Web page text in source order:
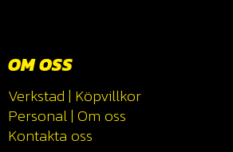
OM OSS
Verkstad | Köpvillkor
Personal| Om oss
Kontakta oss